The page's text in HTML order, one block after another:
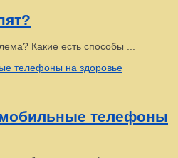
Какие есть способы ...
телефоны